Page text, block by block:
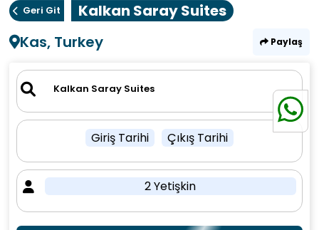
Geri Git
Kalkan Saray Suites
Kas, Turkey
Paylaş
Giriş Tarihi Çıkış Tarihi
2 Yetişkin